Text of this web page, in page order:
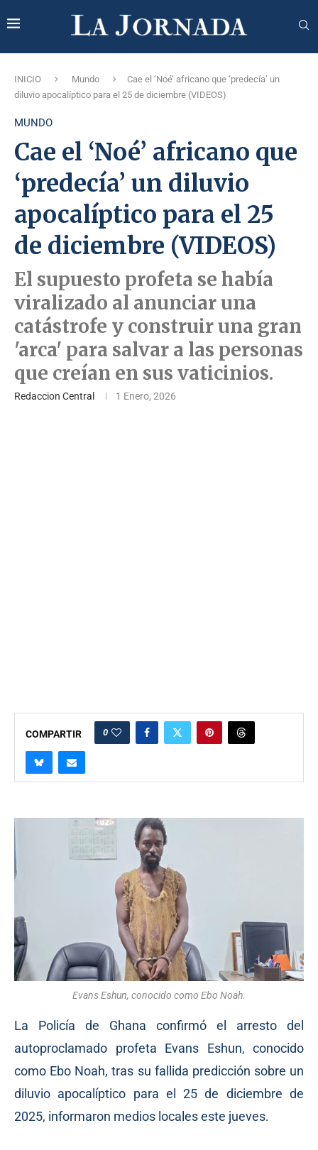
INICIO Mundo
Cae el ‘Noé’ africano que ‘predecía’ un
diluvio apocalíptico para el 25 de diciembre (VIDEOS)
MUNDO
Cae el ‘Noé’ africano que
‘predecía’ un diluvio
apocalíptico para el 25
de diciembre (VIDEOS)
El supuesto profeta se había
viralizado al anunciar una
catástrofe y construir una gran
'arca' para salvar a las personas
que creían en sus vaticinios.
Redaccion Central 1 Enero, 2026
COMPARTIR 0
Evans Eshun, conocido como Ebo Noah.
La Policía de Ghana confirmó el arresto del
autoproclamado profeta Evans Eshun, conocido
como Ebo Noah, tras su fallida predicción sobre un
diluvio apocalíptico para el 25 de diciembre de
2025, informaron medios locales este jueves.